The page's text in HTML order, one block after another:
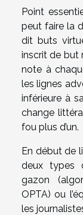
Point
peut faire la
dit buts
inscrit de but
note à
les lignes
inférieure à
change
fou plus d’un.
En début de
deux types
gazon
OPTA) ou
les